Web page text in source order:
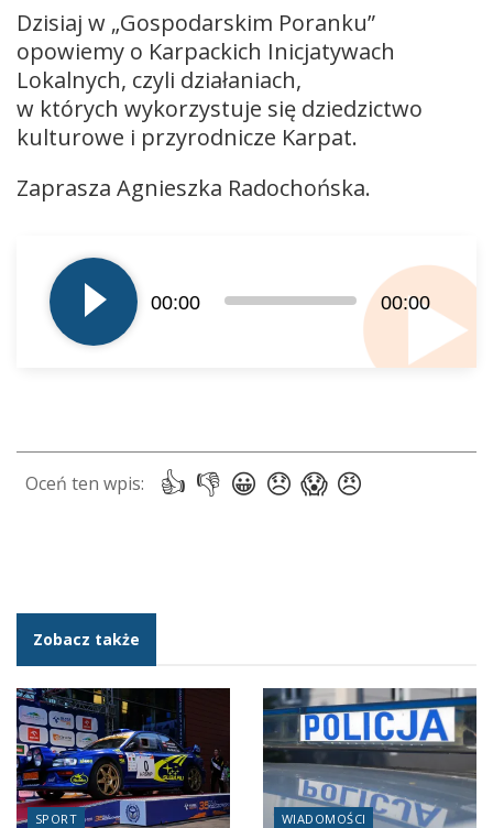
Dzisiaj w „Gospodarskim Poranku”
opowiemy o Karpackich Inicjatywach
Lokalnych, czyli działaniach,
w których wykorzystuje się dziedzictwo
kulturowe i przyrodnicze Karpat.
Zaprasza Agnieszka Radochońska.
plików
dźwiękowych
00:00 00:00
Zobacz także
SPORT WIADOMOŚCI